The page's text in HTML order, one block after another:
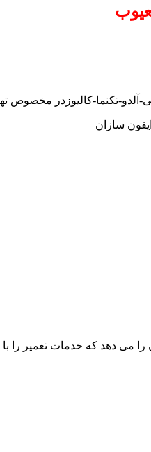
تکنما-کالیوزدر مخصوص
سازان
می دهد که خدمات تعمیر را با